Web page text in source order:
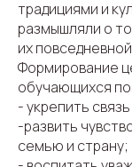
традициями и
размышляли о
их
Формирование
обучающихся
- укрепить
-развить
семью и страну;